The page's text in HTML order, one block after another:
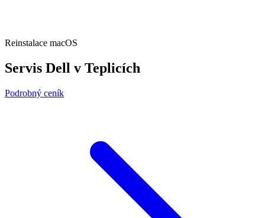
Reinstalace macOS
Servis Dell v Teplicích
Podrobný ceník